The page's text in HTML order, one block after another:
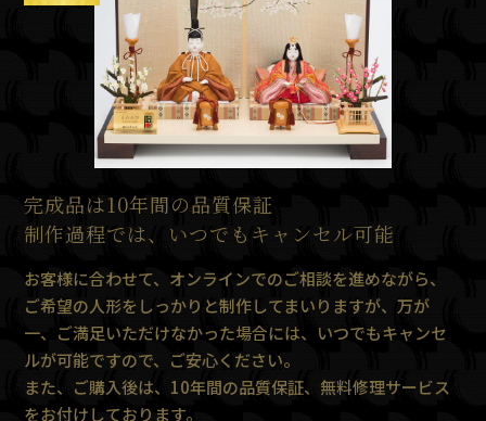
完成品は10年間の品質保証
制作過程では、いつでもキャンセル可能
お客様に合わせて、オンラインでのご相談を進めながら、
ご希望の人形をしっかりと制作してまいりますが、万が
一、ご満足いただけなかった場合には、いつでもキャンセ
ルが可能ですので、ご安心ください。
また、ご購入後は、10年間の品質保証、無料修理サービス
をお付けしております。